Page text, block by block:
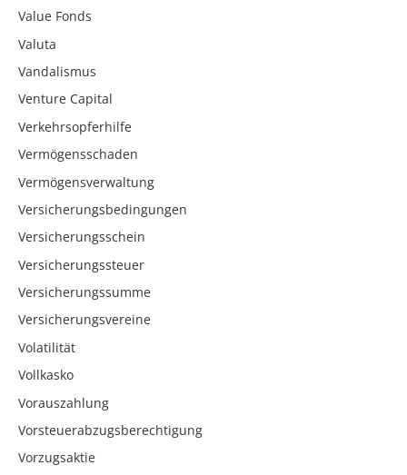
Value Fonds
Valuta
Vandalismus
Venture Capital
Verkehrsopferhilfe
Vermögensschaden
Vermögensverwaltung
Versicherungsbedingungen
Versicherungsschein
Versicherungssteuer
Versicherungssumme
Versicherungsvereine
Volatilität
Vollkasko
Vorauszahlung
Vorsteuerabzugsberechtigung
Vorzugsaktie